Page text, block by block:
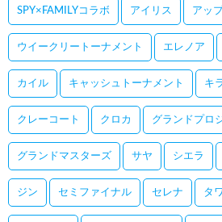
SPY×FAMILYコラボ アイリス アッ
ウイークリートーナメント エレノア
カイル キャッシュトーナメント キ
クレーコート クロカ グランドプロ
グランドマスターズ サヤ シエラ
ジン セミファイナル セレナ タ